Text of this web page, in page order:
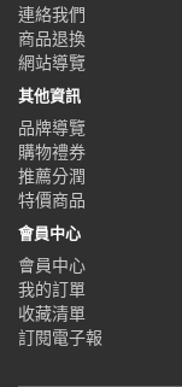
連絡我們
商品退換
網站導覽
其他資訊
品牌導覽
購物禮券
推薦分潤
特價商品
會員中心
會員中心
我的訂單
收藏清單
訂閱電子報